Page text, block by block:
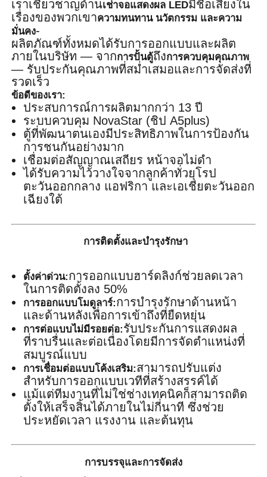
เราเชี่ยวชาญด้านเช่าจอแสดงผล LEDมีชื่อเสียงใน
เรื่องของพวกเขาความทนทาน นวัตกรรม และความ
มั่นคง-
ผลิตภัณฑ์ทั้งหมดได้รับการออกแบบและผลิต
ภายในบริษัท — จากการปั้นตู้ถึงการควบคุมคุณภาพ
— รับประกันคุณภาพที่สม่ำเสมอและการจัดส่งที่
รวดเร็ว
ข้อดีของเรา:
ประสบการณ์การผลิตมากกว่า 13 ปี
ระบบควบคุม NovaStar (ชิป A5plus)
ตู้ที่พัฒนาตนเองมีประสิทธิภาพในการป้องกัน
การชนกันอย่างมาก
เชื่อมต่อสัญญาณเสถียร หน้าจอไม่ดำ
ได้รับความไว้วางใจจากลูกค้าทั่วยุโรป
ตะวันออกกลาง แอฟริกา และเอเชียตะวันออก
เฉียงใต้
การติดตั้งและบำรุงรักษา
ตั้งค่าด่วน:การออกแบบฮาร์ดลิงก์ช่วยลดเวลา
ในการติดตั้งลง 50%
การออกแบบโมดูลาร์:การบำรุงรักษาด้านหน้า
และด้านหลังเพื่อการเข้าถึงที่ยืดหยุ่น
การต่อแบบไม่มีรอยต่อ:รับประกันการแสดงผล
ที่ราบรื่นและต่อเนื่องโดยมีการจัดตำแหน่งที่
สมบูรณ์แบบ
การเชื่อมต่อแบบโค้งเสริม:สามารถปรับแต่ง
สำหรับการออกแบบเวทีที่สร้างสรรค์ได้
แม้แต่ทีมงานที่ไม่ใช่ช่างเทคนิคก็สามารถติด
ตั้งให้เสร็จสิ้นได้ภายในไม่กี่นาที ซึ่งช่วย
ประหยัดเวลา แรงงาน และต้นทุน
การบรรจุและการจัดส่ง